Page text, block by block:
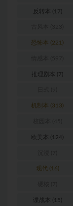
反转本 (17)
恐怖本 (221)
推理剧本 (7)
机制本 (313)
欧美本 (124)
现代 (16)
谍战本 (15)